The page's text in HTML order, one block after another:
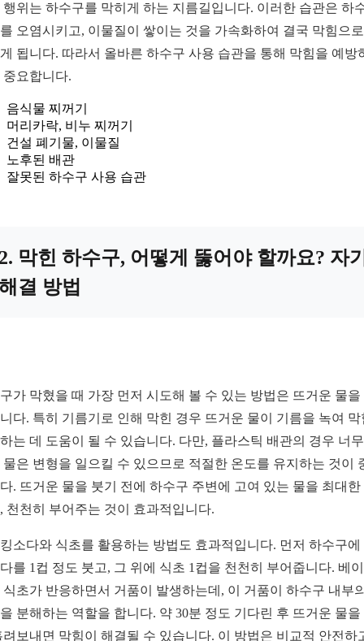
행위는 하수구를 막히게 하는 지름길입니다. 이러한 습관은 하
오염시키고, 이물질이 쌓이는 것을 가속화하여 결국 막힘으
됩니다. 따라서 올바른 하수구 사용 습관을 통해 막힘을 예방
중요합니다.
음식물 찌꺼기
머리카락, 비누 찌꺼기
건설 폐기물, 이물질
노후된 배관
잘못된 하수구 사용 습관
막힌 하수구, 어떻게 뚫어야 할까요? 자
결 방법
가 막혔을 때 가장 먼저 시도해 볼 수 있는 방법은 뜨거운 물을
다. 특히 기름기로 인해 막힌 경우 뜨거운 물이 기름을 녹여 막
는 데 도움이 될 수 있습니다. 다만, 플라스틱 배관의 경우 너
물은 변형을 일으킬 수 있으므로 적절한 온도를 유지하는 것이
. 뜨거운 물을 붓기 전에 하수구 주변에 고여 있는 물을 최대한
천천히 부어주는 것이 효과적입니다.
소다와 식초를 활용하는 방법도 효과적입니다. 먼저 하수구에
를 1컵 정도 붓고, 그 위에 식초 1컵을 천천히 부어줍니다. 베
식초가 반응하면서 거품이 발생하는데, 이 거품이 하수구 내부
분해하는 역할을 합니다. 약 30분 정도 기다린 후 뜨거운 물을
려보내면 막힘이 해결될 수 있습니다. 이 방법은 비교적 안전하